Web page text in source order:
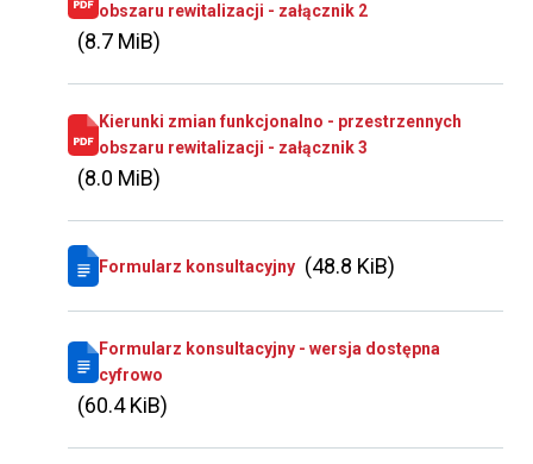
obszaru rewitalizacji - załącznik 2
(8.7 MiB)
Kierunki zmian funkcjonalno - przestrzennych
obszaru rewitalizacji - załącznik 3
(8.0 MiB)
Formularz konsultacyjny (48.8 KiB)
Formularz konsultacyjny - wersja dostępna
cyfrowo
(60.4 KiB)